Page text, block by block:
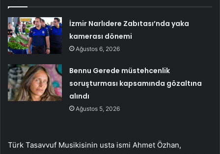
İzmir Narlıdere Zabıtası’nda yaka
kamerası dönemi
Ağustos 6, 2026
Bennu Gerede müstehcenlik
soruşturması kapsamında gözaltına
alındı
Ağustos 5, 2026
Türk Tasavvuf Musikisinin usta ismi Ahmet Özhan,